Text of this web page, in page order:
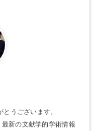
うございます。
最新の文献学的学術情報